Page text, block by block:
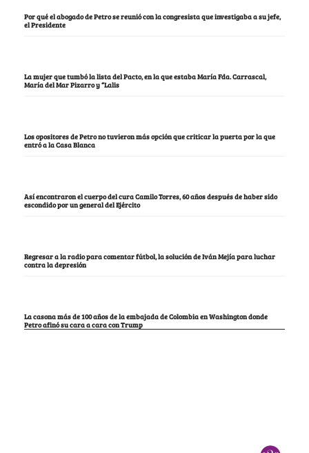
Por qué el abogado de Petro se reunió con la congresista que investigaba a su jefe,
el Presidente
La mujer que tumbó la lista del Pacto, en la que estaba María Fda. Carrascal,
María del Mar Pizarro y “Lalis
Los opositores de Petro no tuvieron más opción que criticar la puerta por la que
entró a la Casa Blanca
Así encontraron el cuerpo del cura Camilo Torres, 60 años después de haber sido
escondido por un general del Ejército
Regresar a la radio para comentar fútbol, la solución de Iván Mejía para luchar
contra la depresión
La casona más de 100 años de la embajada de Colombia en Washington donde
Petro afinó su cara a cara con Trump